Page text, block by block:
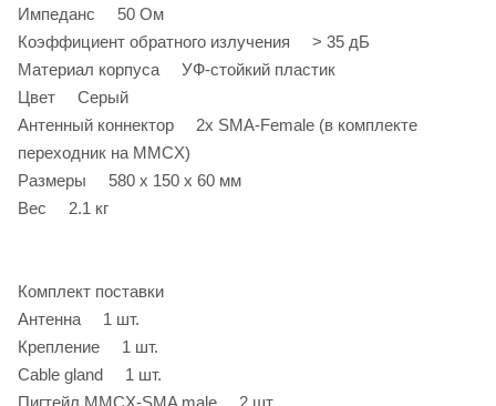
Импеданс 50 Ом
Коэффициент обратного излучения > 35 дБ
Материал корпуса УФ-стойкий пластик
Цвет Серый
Антенный коннектор 2x SMA-Female (в комплекте
переходник на MMCX)
Размеры 580 x 150 x 60 мм
Вес 2.1 кг
Комплект поставки
Антенна 1 шт.
Крепление 1 шт.
Cable gland 1 шт.
Пигтейл MMCX-SMA male 2 шт.